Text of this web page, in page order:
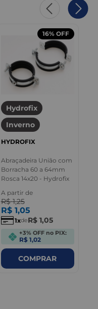
16% OFF
Hydrofix
Inverno
HYDROFIX
Abraçadeira União com
Borracha 60 a 64mm
Rosca 14x20 - Hydrofix
A partir de
R$ 1,25
R$ 1,05
1 deR$ 1,05
+3% OFF no PIX:
R$ 1,02
COMPRAR